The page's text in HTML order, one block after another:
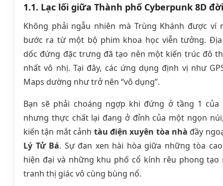
1.1. Lạc lối giữa Thành phố Cyberpunk 8D
Không phải ngẫu nhiên mà Trùng Khánh được ví
bước ra từ một bộ phim khoa học viễn tưởng.
dốc đứng đặc trưng đã tạo nên một kiến trúc đô
nhất vô nhị. Tại đây, các ứng dụng định vị như
Maps dường như trở nên “vô dụng”.
Bạn sẽ phải choáng ngợp khi đứng ở tầng 1
nhưng thực chất lại đang ở đỉnh của một ngọn
kiến tận mắt cảnh tàu điện xuyên tòa nhà đầy
Lý Tử Bá. Sự đan xen hài hòa giữa những tòa
hiện đại và những khu phố cổ kính rêu phong tạo
tranh thị giác vô cùng bùng nổ.